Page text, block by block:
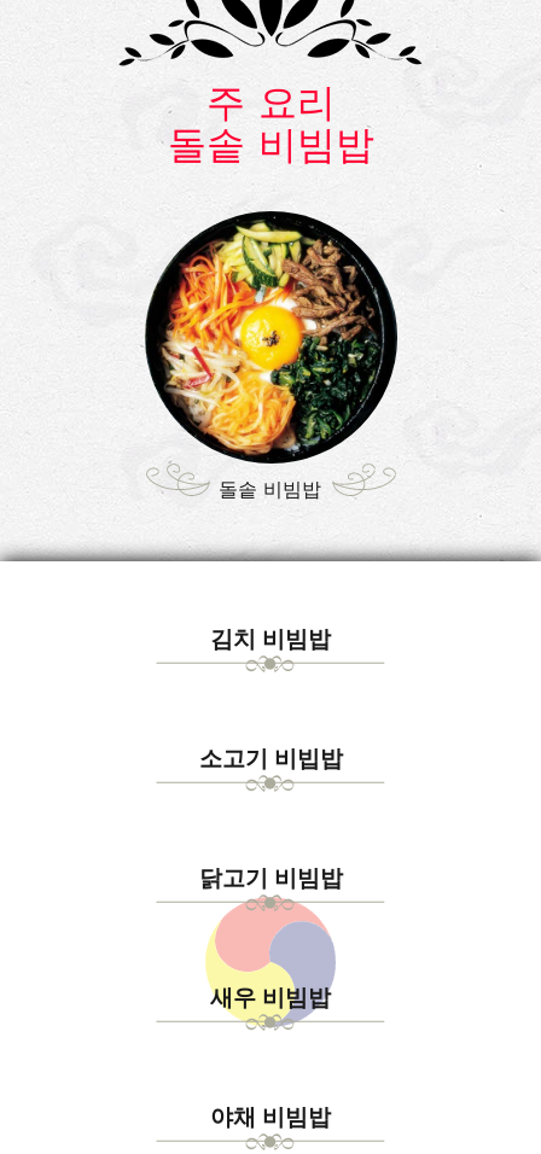
주 요리
돌솥 비빔밥
돌솥 비빔밥
김치 비빔밥
소고기 비빕밥
닭고기 비빔밥
새우 비빔밥
야채 비빔밥